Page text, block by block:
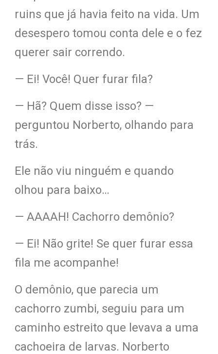
ruins que já havia feito na vida. Um
desespero tomou conta dele e o fez
querer sair correndo.
— Ei! Você! Quer furar fila?
— Hã? Quem disse isso? —
perguntou Norberto, olhando para
trás.
Ele não viu ninguém e quando
olhou para baixo…
— AAAAH! Cachorro demônio?
— Ei! Não grite! Se quer furar essa
fila me acompanhe!
O demônio, que parecia um
cachorro zumbi, seguiu para um
caminho estreito que levava a uma
cachoeira de larvas. Norberto